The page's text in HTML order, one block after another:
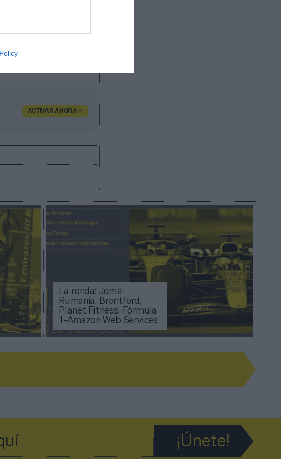
Markets
informa
ACTIVAR AHORA
La ronda: Joma-
Rumanía, Brentford,
Planet Fitness, Fórmula
1-Amazon Web Services